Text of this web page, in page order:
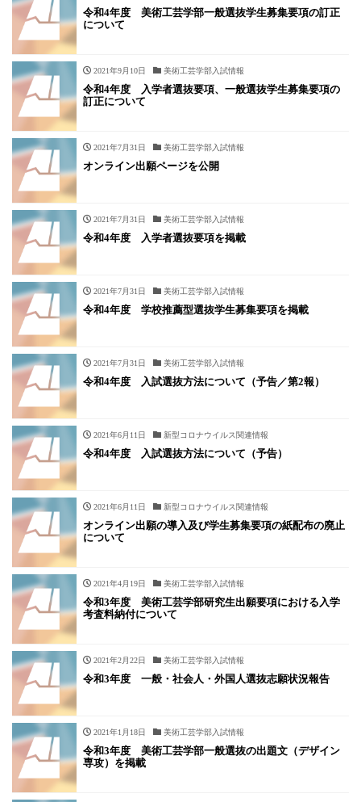
令和4年度 美術工芸学部一般選抜学生募集要項の訂正
について
2021年9月10日 美術工芸学部入試情報
令和4年度 入学者選抜要項、一般選抜学生募集要項の
訂正について
2021年7月31日 美術工芸学部入試情報
オンライン出願ページを公開
2021年7月31日 美術工芸学部入試情報
令和4年度 入学者選抜要項を掲載
2021年7月31日 美術工芸学部入試情報
令和4年度 学校推薦型選抜学生募集要項を掲載
2021年7月31日 美術工芸学部入試情報
令和4年度 入試選抜方法について（予告／第2報）
2021年6月11日 新型コロナウイルス関連情報
令和4年度 入試選抜方法について（予告）
2021年6月11日 新型コロナウイルス関連情報
オンライン出願の導入及び学生募集要項の紙配布の廃止
について
2021年4月19日 美術工芸学部入試情報
令和3年度 美術工芸学部研究生出願要項における入学
考査料納付について
2021年2月22日 美術工芸学部入試情報
令和3年度 一般・社会人・外国人選抜志願状況報告
2021年1月18日 美術工芸学部入試情報
令和3年度 美術工芸学部一般選抜の出題文（デザイン
専攻）を掲載